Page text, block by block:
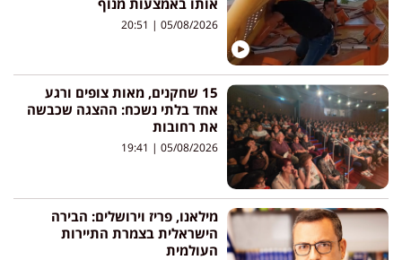
05/08/2026
15 שחקנים, מאות צופים ורגע
אחד בלתי נשכח: ההצגה שכבשה
את רחובות
05/08/2026
מילאנו, פריז וירושלים: הבירה
הישראלית בצמרת התיירות
העולמית